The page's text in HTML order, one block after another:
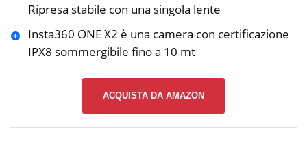
Ripresa stabile con una singola lente
Insta360 ONE X2 è una camera con certificazione
IPX8 sommergibile fino a 10 mt
ACQUISTA DA AMAZON